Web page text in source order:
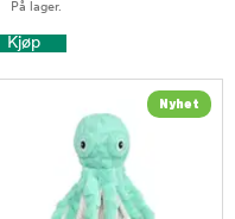
På lager.
Kjøp